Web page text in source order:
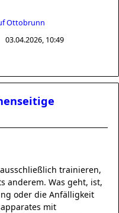
Ottobrunn
03.04.2026, 10:49
trainieren,
anderem. Was geht, ist,
oder die Anfälligkeit
mit